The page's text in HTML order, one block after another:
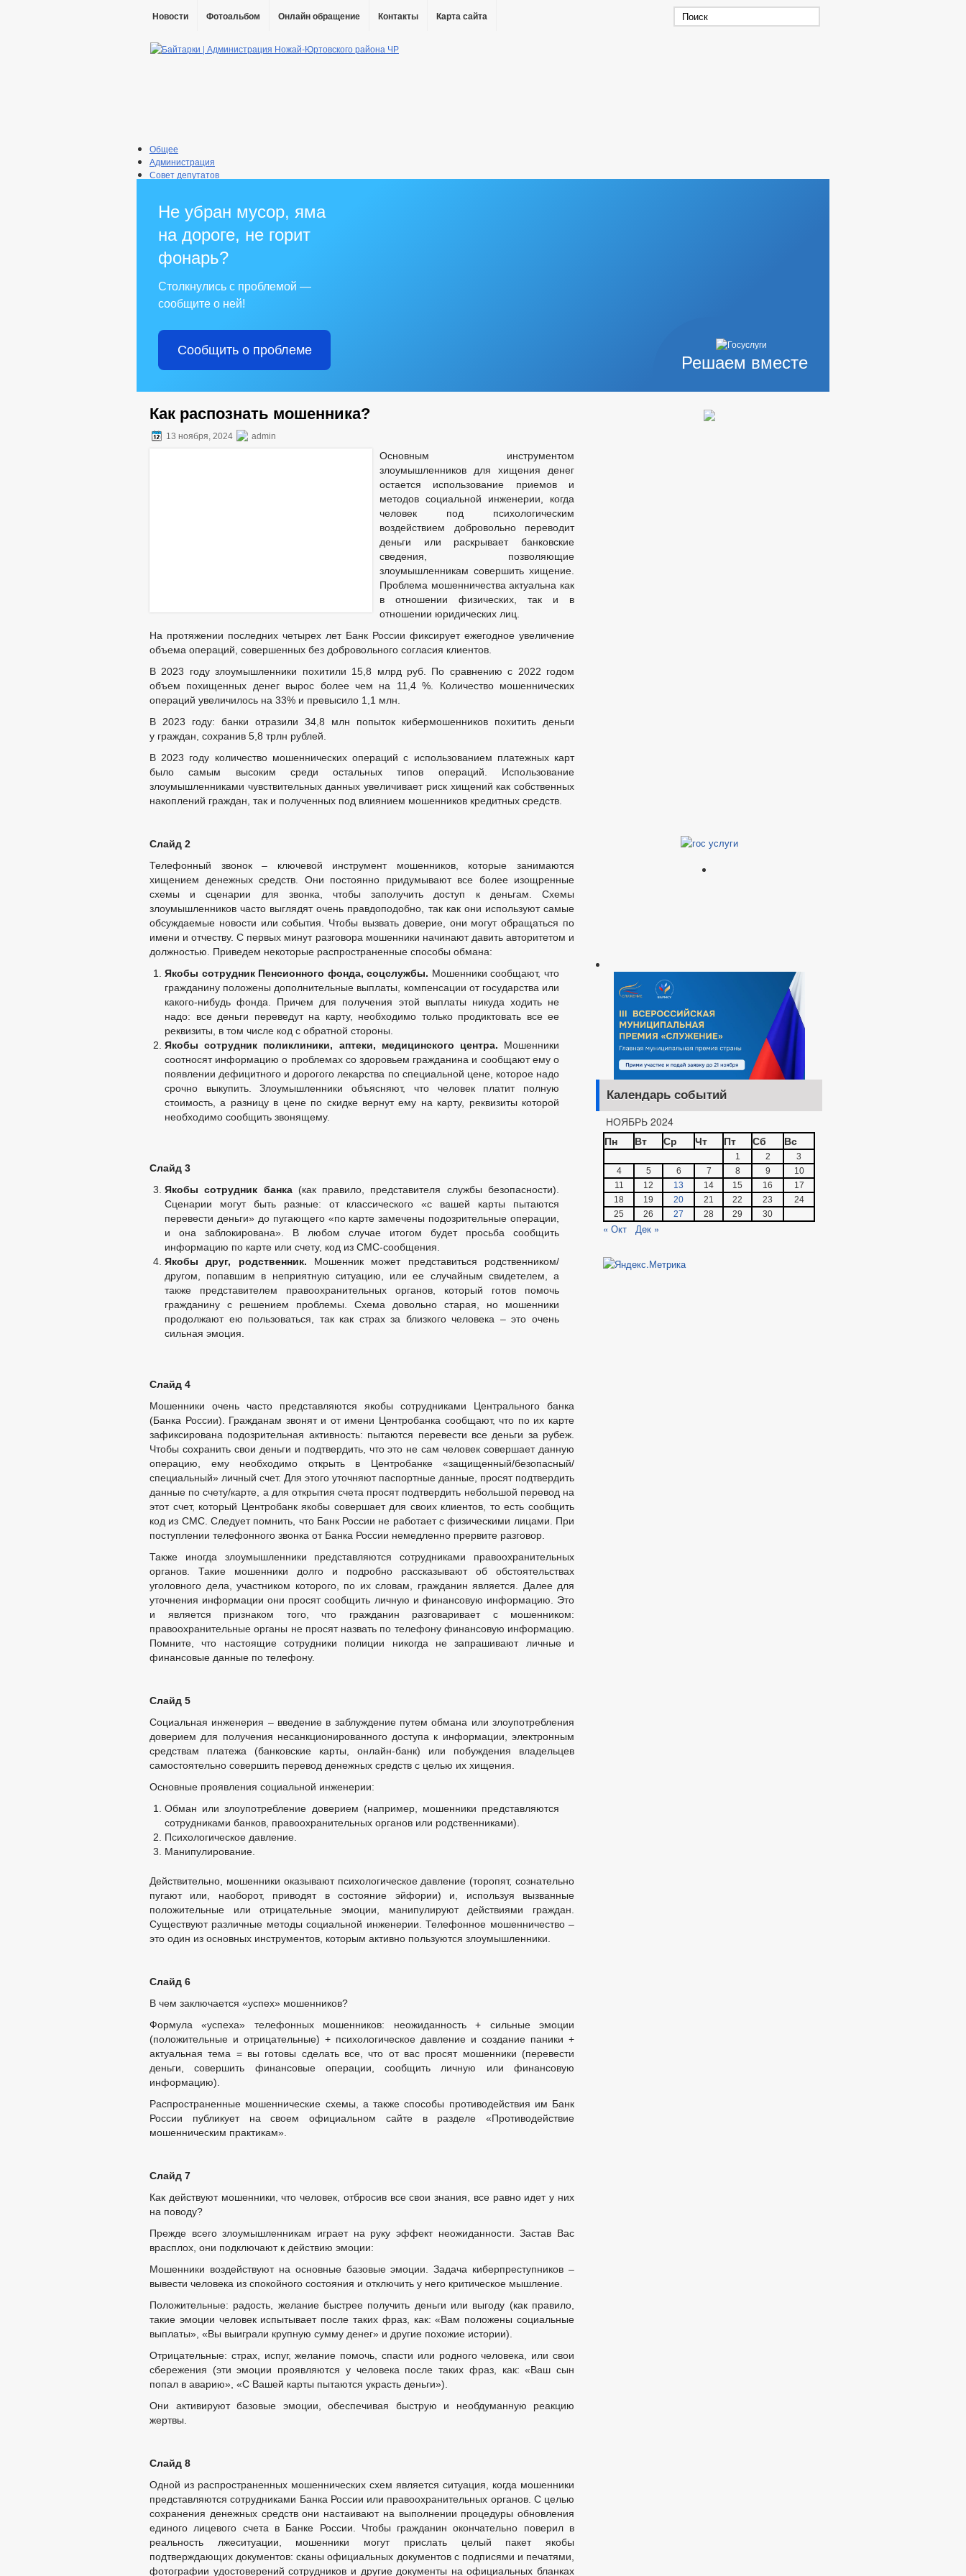
Новости Фотоальбом Онлайн обращение Контакты Карта сайта
Общее
Администрация
Совет депутатов
Бюджет
Прием граждан
Решаем вместе
Не убран мусор, яма
на дороге, не горит
фонарь?
Столкнулись с проблемой —
сообщите о ней!
Сообщить о проблеме
Как распознать мошенника?
13 ноября, 2024 admin
Основным инструментом
злоумышленников для хищения денег
остается использование приемов и
методов социальной инженерии, когда
человек под психологическим
воздействием добровольно переводит
деньги или раскрывает банковские
сведения, позволяющие
злоумышленникам совершить хищение.
Проблема мошенничества актуальна как
в отношении физических, так и в
отношении юридических лиц.
На протяжении последних четырех лет Банк России фиксирует ежегодное увеличение
объема операций, совершенных без добровольного согласия клиентов.
В 2023 году злоумышленники похитили 15,8 млрд руб. По сравнению с 2022 годом
объем похищенных денег вырос более чем на 11,4 %. Количество мошеннических
операций увеличилось на 33% и превысило 1,1 млн.
В 2023 году: банки отразили 34,8 млн попыток кибермошенников похитить деньги
у граждан, сохранив 5,8 трлн рублей.
В 2023 году количество мошеннических операций с использованием платежных карт
было самым высоким среди остальных типов операций. Использование
злоумышленниками чувствительных данных увеличивает риск хищений как собственных
накоплений граждан, так и полученных под влиянием мошенников кредитных средств.
Слайд 2
Телефонный звонок – ключевой инструмент мошенников, которые занимаются
хищением денежных средств. Они постоянно придумывают все более изощренные
схемы и сценарии для звонка, чтобы заполучить доступ к деньгам. Схемы
злоумышленников часто выглядят очень правдоподобно, так как они используют самые
обсуждаемые новости или события. Чтобы вызвать доверие, они могут обращаться по
имени и отчеству. С первых минут разговора мошенники начинают давить авторитетом и
должностью. Приведем некоторые распространенные способы обмана:
Якобы сотрудник Пенсионного фонда, соцслужбы. Мошенники сообщают, что
гражданину положены дополнительные выплаты, компенсации от государства или
какого-нибудь фонда. Причем для получения этой выплаты никуда ходить не
надо: все деньги переведут на карту, необходимо только продиктовать все ее
реквизиты, в том числе код с обратной стороны.
Якобы сотрудник поликлиники, аптеки, медицинского центра. Мошенники
соотносят информацию о проблемах со здоровьем гражданина и сообщают ему о
появлении дефицитного и дорогого лекарства по специальной цене, которое надо
срочно выкупить. Злоумышленники объясняют, что человек платит полную
стоимость, а разницу в цене по скидке вернут ему на карту, реквизиты которой
необходимо сообщить звонящему.
Слайд 3
Якобы сотрудник банка (как правило, представителя службы безопасности).
Сценарии могут быть разные: от классического «с вашей карты пытаются
перевести деньги» до пугающего «по карте замечены подозрительные операции,
и она заблокирована». В любом случае итогом будет просьба сообщить
информацию по карте или счету, код из СМС-сообщения.
Якобы друг, родственник. Мошенник может представиться родственником/
другом, попавшим в неприятную ситуацию, или ее случайным свидетелем, а
также представителем правоохранительных органов, который готов помочь
гражданину с решением проблемы. Схема довольно старая, но мошенники
продолжают ею пользоваться, так как страх за близкого человека – это очень
сильная эмоция.
Слайд 4
Мошенники очень часто представляются якобы сотрудниками Центрального банка
(Банка России). Гражданам звонят и от имени Центробанка сообщают, что по их карте
зафиксирована подозрительная активность: пытаются перевести все деньги за рубеж.
Чтобы сохранить свои деньги и подтвердить, что это не сам человек совершает данную
операцию, ему необходимо открыть в Центробанке «защищенный/безопасный/
специальный» личный счет. Для этого уточняют паспортные данные, просят подтвердить
данные по счету/карте, а для открытия счета просят подтвердить небольшой перевод на
этот счет, который Центробанк якобы совершает для своих клиентов, то есть сообщить
код из СМС. Следует помнить, что Банк России не работает с физическими лицами. При
поступлении телефонного звонка от Банка России немедленно прервите разговор.
Также иногда злоумышленники представляются сотрудниками правоохранительных
органов. Такие мошенники долго и подробно рассказывают об обстоятельствах
уголовного дела, участником которого, по их словам, гражданин является. Далее для
уточнения информации они просят сообщить личную и финансовую информацию. Это
и является признаком того, что гражданин разговаривает с мошенником:
правоохранительные органы не просят назвать по телефону финансовую информацию.
Помните, что настоящие сотрудники полиции никогда не запрашивают личные и
финансовые данные по телефону.
Слайд 5
Социальная инженерия – введение в заблуждение путем обмана или злоупотребления
доверием для получения несанкционированного доступа к информации, электронным
средствам платежа (банковские карты, онлайн-банк) или побуждения владельцев
самостоятельно совершить перевод денежных средств с целью их хищения.
Основные проявления социальной инженерии:
Обман или злоупотребление доверием (например, мошенники представляются
сотрудниками банков, правоохранительных органов или родственниками).
Психологическое давление.
Манипулирование.
Действительно, мошенники оказывают психологическое давление (торопят, сознательно
пугают или, наоборот, приводят в состояние эйфории) и, используя вызванные
положительные или отрицательные эмоции, манипулируют действиями граждан.
Существуют различные методы социальной инженерии. Телефонное мошенничество –
это один из основных инструментов, которым активно пользуются злоумышленники.
Слайд 6
В чем заключается «успех» мошенников?
Формула «успеха» телефонных мошенников: неожиданность + сильные эмоции
(положительные и отрицательные) + психологическое давление и создание паники +
актуальная тема = вы готовы сделать все, что от вас просят мошенники (перевести
деньги, совершить финансовые операции, сообщить личную или финансовую
информацию).
Распространенные мошеннические схемы, а также способы противодействия им Банк
России публикует на своем официальном сайте в разделе «Противодействие
мошенническим практикам».
Слайд 7
Как действуют мошенники, что человек, отбросив все свои знания, все равно идет у них
на поводу?
Прежде всего злоумышленникам играет на руку эффект неожиданности. Застав Вас
врасплох, они подключают к действию эмоции:
Мошенники воздействуют на основные базовые эмоции. Задача киберпреступников –
вывести человека из спокойного состояния и отключить у него критическое мышление.
Положительные: радость, желание быстрее получить деньги или выгоду (как правило,
такие эмоции человек испытывает после таких фраз, как: «Вам положены социальные
выплаты», «Вы выиграли крупную сумму денег» и другие похожие истории).
Отрицательные: страх, испуг, желание помочь, спасти или родного человека, или свои
сбережения (эти эмоции проявляются у человека после таких фраз, как: «Ваш сын
попал в аварию», «С Вашей карты пытаются украсть деньги»).
Они активируют базовые эмоции, обеспечивая быструю и необдуманную реакцию
жертвы.
Слайд 8
Одной из распространенных мошеннических схем является ситуация, когда мошенники
представляются сотрудниками Банка России или правоохранительных органов. С целью
сохранения денежных средств они настаивают на выполнении процедуры обновления
единого лицевого счета в Банке России. Чтобы гражданин окончательно поверил в
реальность лжеситуации, мошенники могут прислать целый пакет якобы
подтверждающих документов: сканы официальных документов с подписями и печатями,
фотографии удостоверений сотрудников и другие документы на официальных бланках
Календарь событий
НОЯБРЬ 2024
Пн
Вт Ср Чт Пт Сб Вс
1 2
3
4
5 6 7 8 9
10
11
12 13 14 15 16
17
18
19 20 21 22 23
24
25
26 27 28 29 30
« Окт Дек »